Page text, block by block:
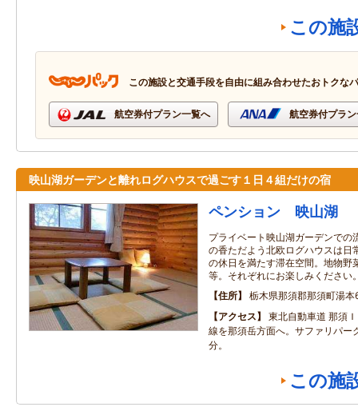
この施
この施設と交通手段を自由に組み合わせたおトクな
航空券付プラン一覧へ 航空券付プラ
映山湖ガーデンと離れログハウスで過ごす１日４組だけの宿
ペンション 映山湖
プライベート映山湖ガーデンでの
の香ただよう北欧ログハウスは日
の休日を満たす滞在空間。地物野
等。それぞれにお楽しみください
住所
栃木県那須郡那須町湯
アクセス
東北自動車道 那須
線を那須岳方面へ。サファリパー
分。
この施